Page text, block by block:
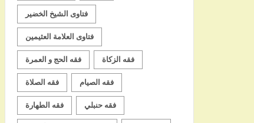
فتاوى الشيخ الخضير
فتاوى العلامة العثيمين
فقه الحج و العمرة فقه الزكاة
فقه الصلاة فقه الصيام
فقه الطهارة فقه حنبلي